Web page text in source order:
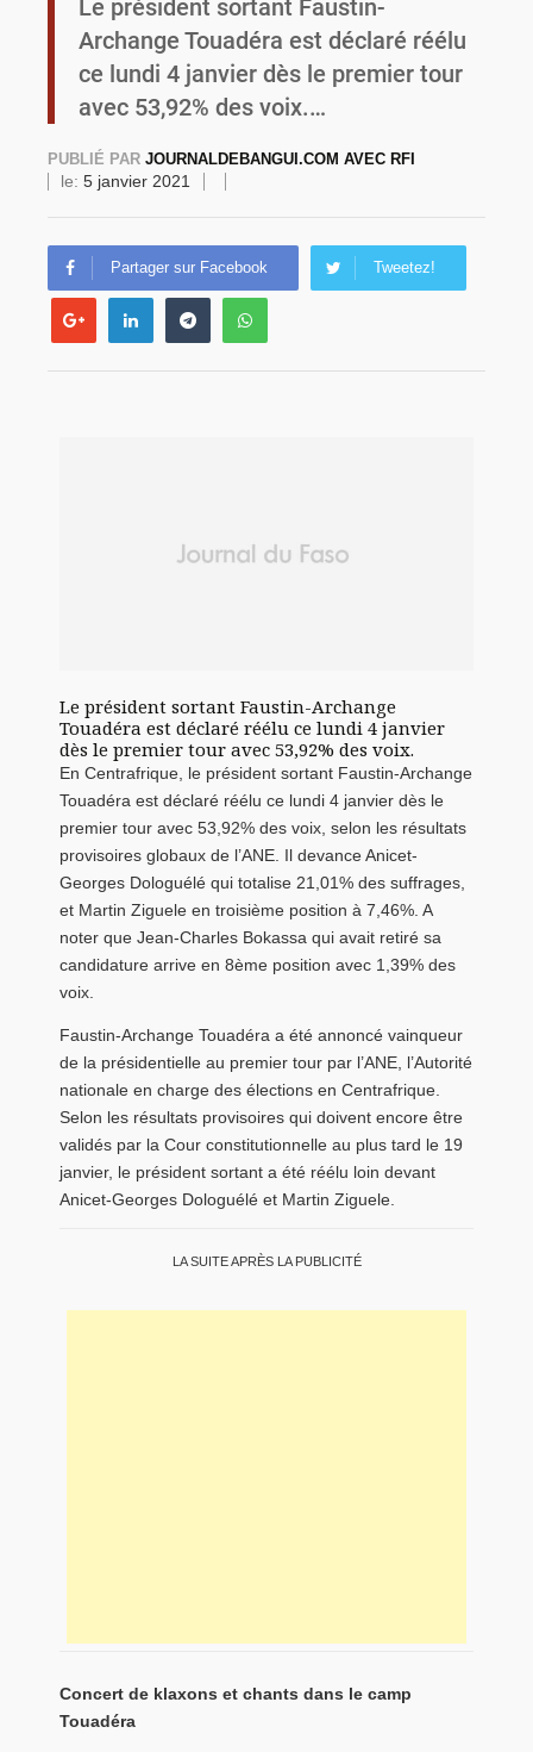
Commémoration du 4 août : Ibrahim Traoré appelle à une mobilisation totale pour la souveraineté nationale
Le président sortant Faustin-
Archange Touadéra est déclaré réélu
ce lundi 4 janvier dès le premier tour
avec 53,92% des voix.…
PUBLIÉ PAR JOURNALDEBANGUI.COM AVEC RFI
le: 5 janvier 2021
Partager sur Facebook Tweetez!
Le président sortant Faustin-Archange
Touadéra est déclaré réélu ce lundi 4 janvier
dès le premier tour avec 53,92% des voix.
En Centrafrique, le président sortant Faustin-Archange
Touadéra est déclaré réélu ce lundi 4 janvier dès le
premier tour avec 53,92% des voix, selon les résultats
provisoires globaux de l’ANE. Il devance Anicet-
Georges Dologuélé qui totalise 21,01% des suffrages,
et Martin Ziguele en troisième position à 7,46%. A
noter que Jean-Charles Bokassa qui avait retiré sa
candidature arrive en 8ème position avec 1,39% des
voix.
Faustin-Archange Touadéra a été annoncé vainqueur
de la présidentielle au premier tour par l’ANE, l’Autorité
nationale en charge des élections en Centrafrique.
Selon les résultats provisoires qui doivent encore être
validés par la Cour constitutionnelle au plus tard le 19
janvier, le président sortant a été réélu loin devant
Anicet-Georges Dologuélé et Martin Ziguele.
LA SUITE APRÈS LA PUBLICITÉ
Concert de klaxons et chants dans le camp
Touadéra